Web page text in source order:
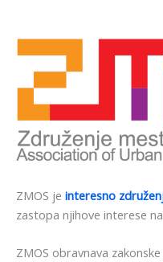
ZMOS je interesno
zastopa njihove interese
ZMOS obravnava